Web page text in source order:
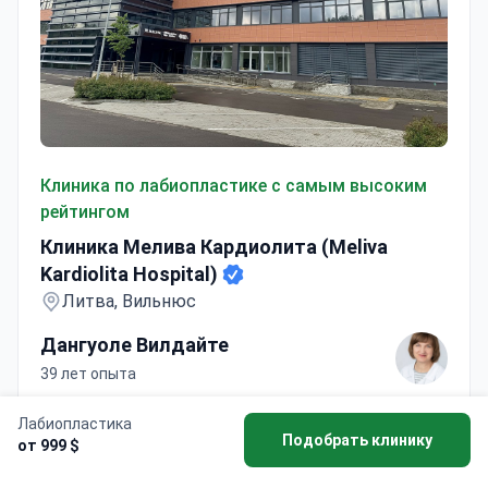
Лабиопластика
от 999 $
Подобрать клинику
Клиника по лабиопластике с самым высоким
рейтингом
Клиника Мелива Кардиолита (Meliva
Kardiolita Hospital)
Литва, Вильнюс
Дангуоле Вилдайте
39 лет опыта
Аккредитации :
Доктор Дангуоле Вилдайте провела более 1 100